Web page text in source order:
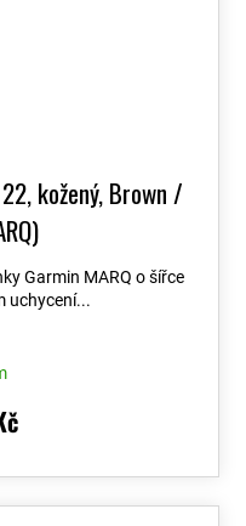
kožený, Brown /
Garmin MARQ o šířce
uchycení...